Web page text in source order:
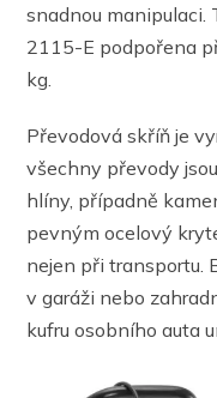
snadnou manipulaci.
2115-E podpořena
kg.
Převodová skříň je
všechny převody
hlíny, případně
pevným ocelový
nejen při transportu.
v garáži nebo
kufru osobního auta